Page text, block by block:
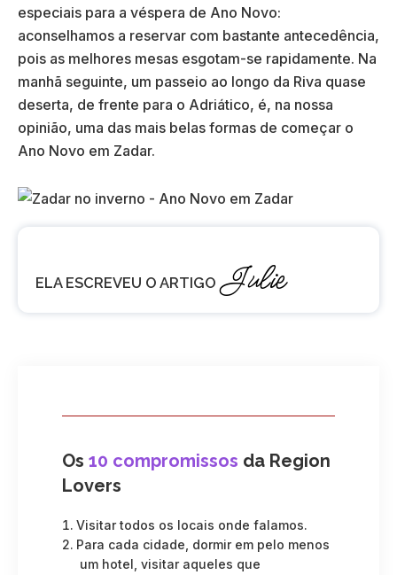
especiais para a véspera de Ano Novo:
aconselhamos a reservar com bastante antecedência,
pois as melhores mesas esgotam-se rapidamente. Na
manhã seguinte, um passeio ao longo da Riva quase
deserta, de frente para o Adriático, é, na nossa
opinião, uma das mais belas formas de começar o
Ano Novo em Zadar.
ELA ESCREVEU O ARTIGO Julie
Os 10 compromissos da Region
Lovers
Visitar todos os locais onde falamos.
Para cada cidade, dormir em pelo menos
um hotel, visitar aqueles que